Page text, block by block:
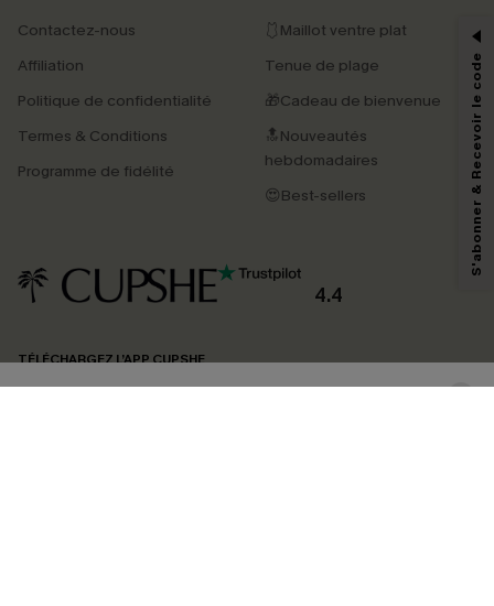
Contactez-nous
Affiliation
Politique de confidentialité
Termes & Conditions
Programme de fidélité
🩱Maillot ventre plat
Tenue de plage
🎁Cadeau de bienvenue
🔝Nouveautés
hebdomadaires
😍Best-sellers
4.4
TÉLÉCHARGEZ L’APP CUPSHE
-15% dès 2 Achetés par E-mail
*Un code par commande, valable une seule fois.
En soumettant votre adresse e-mail, vous acceptez de recevoir des e-mails
marketing (y compris du contenu généré par l'IA) de Cupshe et
reconnaissez avoir pris connaissance de nos
pouvons utiliser les données collectées sur notre site ainsi que des
produits susceptibles de vous intéresser, conformément à notre
Politique de
confidentialité
. Vous pouvez vous désabonner à tout moment.
S'abonner & Recevoir le code